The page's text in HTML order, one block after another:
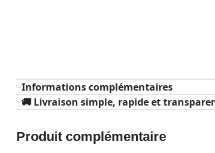
Informations complémentaires
🚚 Livraison simple, rapide et
Produit complémentaire